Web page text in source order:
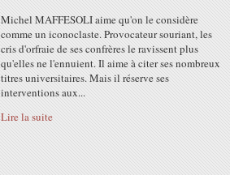
Michel MAFFESOLI aime qu'on le considère
comme un iconoclaste. Provocateur souriant, les
cris d'orfraie de ses confrères le ravissent plus
qu'elles ne l'ennuient. Il aime à citer ses nombreux
titres universitaires. Mais il réserve ses
interventions aux...
Lire la suite